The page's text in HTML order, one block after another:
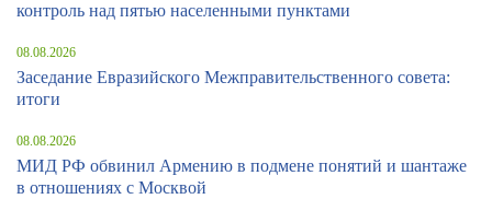
контроль над пятью населенными пунктами
08.08.2026
Заседание Евразийского Межправительственного совета:
итоги
08.08.2026
МИД РФ обвинил Армению в подмене понятий и шантаже
в отношениях с Москвой